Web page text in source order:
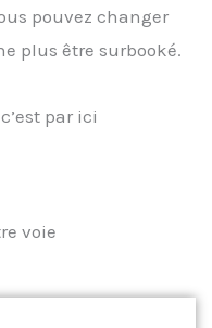
pouvez changer
plus être surbooké.
par ici
voie